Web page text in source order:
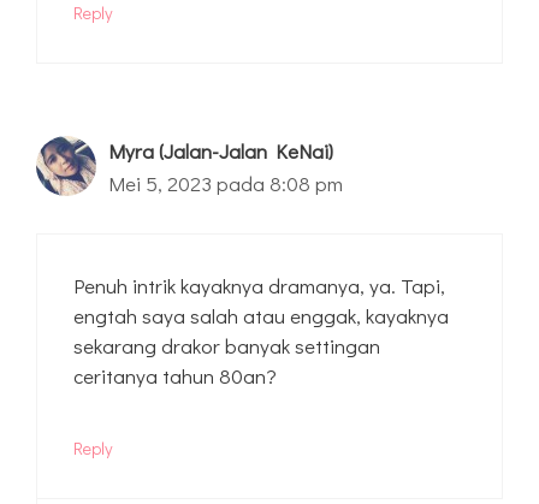
Reply
Myra (Jalan-Jalan KeNai)
Mei 5, 2023 pada 8:08 pm
Penuh intrik kayaknya dramanya, ya. Tapi,
engtah saya salah atau enggak, kayaknya
sekarang drakor banyak settingan
ceritanya tahun 80an?
Reply